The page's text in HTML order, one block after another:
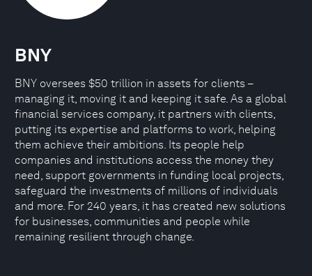
BNY
BNY oversees $50 trillion in assets for clients –
managing it, moving it and keeping it safe. As a global
financial services company, it partners with clients,
putting its expertise and platforms to work, helping
them achieve their ambitions. Its people help
companies and institutions access the money they
need, support governments in funding local projects,
safeguard the investments of millions of individuals
and more. For 240 years, it has created new solutions
for businesses, communities and people while
remaining resilient through change.